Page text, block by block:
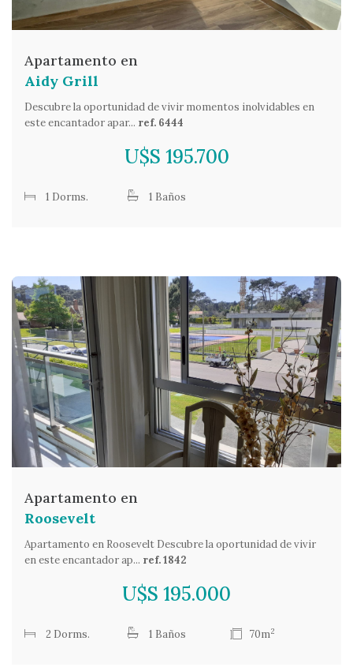
Apartamento en
Aidy Grill
Descubre la oportunidad de vivir momentos inolvidables en
este encantador apar... ref. 6444
U$S 195.700
1 Dorms. 1 Baños
Apartamento en
Roosevelt
Apartamento en Roosevelt Descubre la oportunidad de vivir
en este encantador ap... ref. 1842
U$S 195.000
2 Dorms. 1 Baños 70m2